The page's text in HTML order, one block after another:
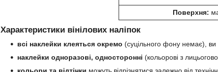
Поверхня:
Характеристики вінілових наліпок
всі наклейки клеяться окремо (суцільного фону немає),
наклейки одноразові, односторонні (кольорові з